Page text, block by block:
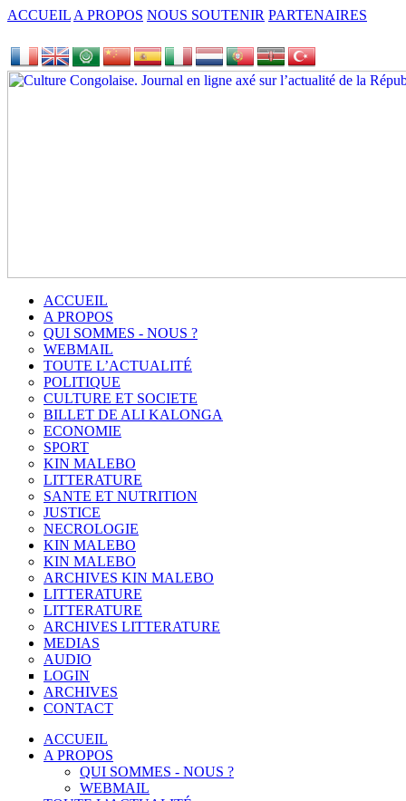
ACCUEIL A PROPOS NOUS SOUTENIR PARTENAIRES
ACCUEIL
A PROPOS
QUI SOMMES - NOUS ?
WEBMAIL
TOUTE L’ACTUALITÉ
POLITIQUE
CULTURE ET SOCIETE
BILLET DE ALI KALONGA
ECONOMIE
SPORT
KIN MALEBO
LITTERATURE
SANTE ET NUTRITION
JUSTICE
NECROLOGIE
KIN MALEBO
KIN MALEBO
ARCHIVES KIN MALEBO
LITTERATURE
LITTERATURE
ARCHIVES LITTERATURE
MEDIAS
AUDIO
LOGIN
ARCHIVES
CONTACT
ACCUEIL
A PROPOS
QUI SOMMES - NOUS ?
WEBMAIL